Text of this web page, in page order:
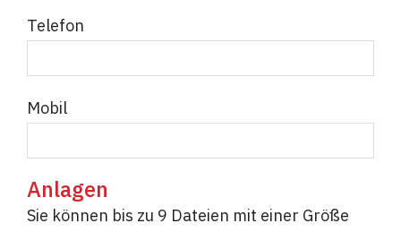
Telefon
Mobil
Anlagen
Sie können bis zu 9 Dateien mit einer Größe